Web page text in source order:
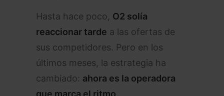
Hasta hace poco, O2 solía
reaccionar tarde a las ofertas de
sus competidores. Pero en los
últimos meses, la estrategia ha
cambiado: ahora es la operadora
que marca el ritmo.